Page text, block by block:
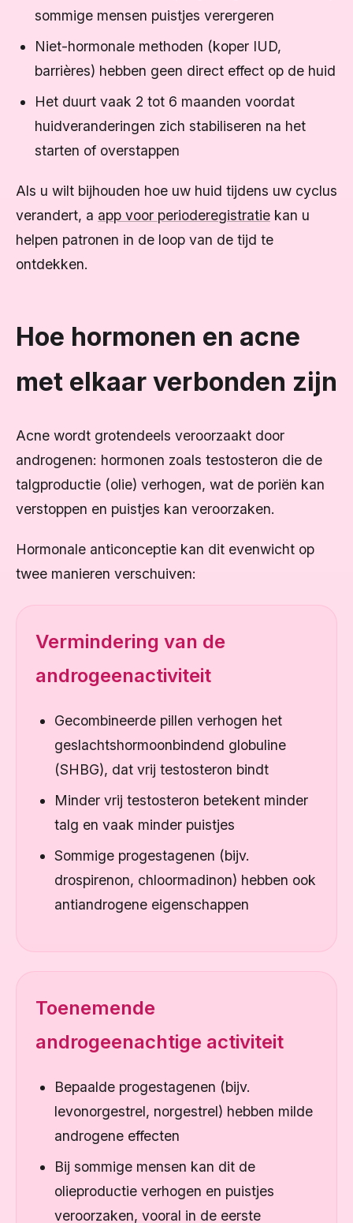
sommige mensen puistjes verergeren
Niet-hormonale methoden (koper IUD,
barrières) hebben geen direct effect op de huid
Het duurt vaak 2 tot 6 maanden voordat
huidveranderingen zich stabiliseren na het
starten of overstappen
Als u wilt bijhouden hoe uw huid tijdens uw cyclus
verandert, a app voor perioderegistratie kan u
helpen patronen in de loop van de tijd te
ontdekken.
Hoe hormonen en acne
met elkaar verbonden zijn
Acne wordt grotendeels veroorzaakt door
androgenen: hormonen zoals testosteron die de
talgproductie (olie) verhogen, wat de poriën kan
verstoppen en puistjes kan veroorzaken.
Hormonale anticonceptie kan dit evenwicht op
twee manieren verschuiven:
Vermindering van de
androgeenactiviteit
Gecombineerde pillen verhogen het
geslachtshormoonbindend globuline
(SHBG), dat vrij testosteron bindt
Minder vrij testosteron betekent minder
talg en vaak minder puistjes
Sommige progestagenen (bijv.
drospirenon, chloormadinon) hebben ook
antiandrogene eigenschappen
Toenemende
androgeenachtige activiteit
Bepaalde progestagenen (bijv.
levonorgestrel, norgestrel) hebben milde
androgene effecten
Bij sommige mensen kan dit de
olieproductie verhogen en puistjes
veroorzaken, vooral in de eerste